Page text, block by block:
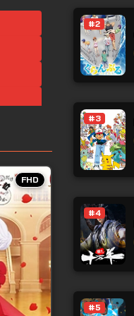
FHD
#2
#3
#4
#5